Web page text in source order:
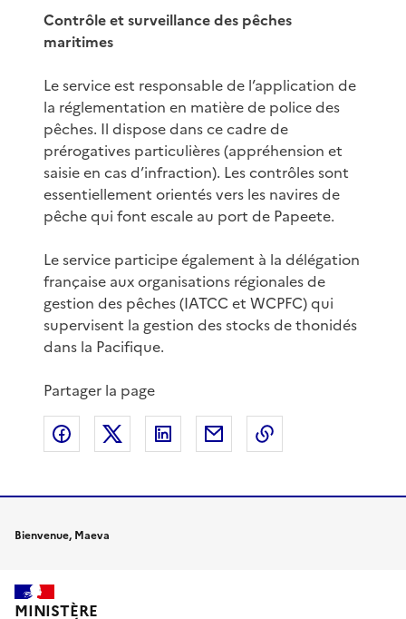
Contrôle et surveillance des pêches
maritimes
Le service est responsable de l’application de
la réglementation en matière de police des
pêches. Il dispose dans ce cadre de
prérogatives particulières (appréhension et
saisie en cas d’infraction). Les contrôles sont
essentiellement orientés vers les navires de
pêche qui font escale au port de Papeete.
Le service participe également à la délégation
française aux organisations régionales de
gestion des pêches (IATCC et WCPFC) qui
supervisent la gestion des stocks de thonidés
dans la Pacifique.
Partager la page
Partager sur Facebook
Partager sur XPartager sur LinkedIn
Partager par email
Bienvenue, Maeva
MINISTÈRE